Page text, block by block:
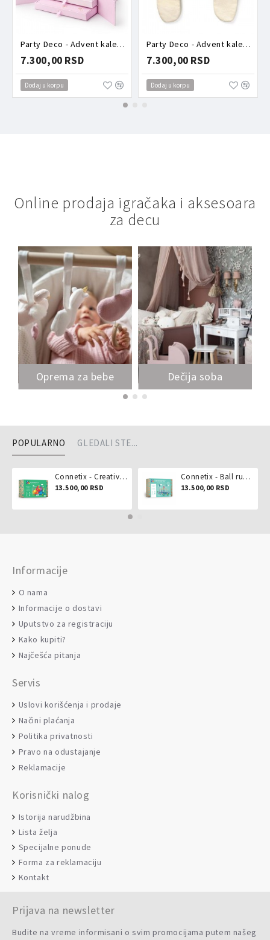
Party Deco - Advent kalendar - Roze kutija puna aksesoara
7.300,00 RSD
Dodaj u korpu
Party Deco - Advent kalendar - Torbica puna aksesoara zeka
7.300,00 RSD
Dodaj u korpu
Online prodaja igračaka i aksesoara
za decu
Oprema za bebe Dečija soba
POPULARNO GLEDALI STE...
Connetix - Creative pack 102 dela
13.500,00 RSD
Connetix - Ball run pastel 106 delova
13.500,00 RSD
Informacije
O nama
Informacije o dostavi
Uputstvo za registraciju
Kako kupiti?
Najčešća pitanja
Servis
Uslovi korišćenja i prodaje
Načini plaćanja
Politika privatnosti
Pravo na odustajanje
Reklamacije
Korisnički nalog
Istorija narudžbina
Lista želja
Specijalne ponude
Forma za reklamaciju
Kontakt
Prijava na newsletter
Budite na vreme informisani o svim promocijama putem našeg